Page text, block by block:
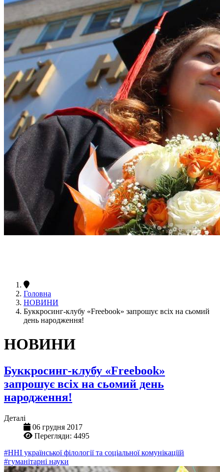
Головна
НОВИНИ
Буккросинг-клубу «Freebook» запрошує всіх на сьомий
день народження!
НОВИНИ
Буккросинг-клубу «Freebook»
запрошує всіх на сьомий день
народження!
Деталі
06 грудня 2017
Перегляди: 4495
#ННІ української філології та соціальної комунікаціїй
#гуманітарні науки